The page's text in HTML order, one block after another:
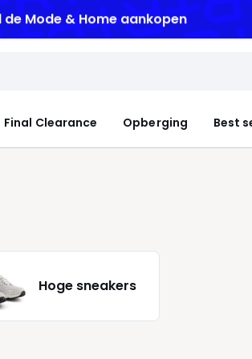
Mode & Home aankopen
Final Clearance Opberging Best
Hoge sneakers